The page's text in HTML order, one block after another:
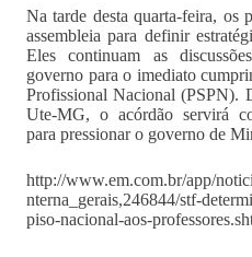
Na tarde desta quarta-feira, os
assembleia para definir
Eles continuam as
governo para o imediato
Profissional Nacional (PSPN).
Ute-MG, o acórdão servirá
para pressionar o governo de
http://www.em.com.br/app/
nterna_gerais,246844/stf-
piso-nacional-aos-